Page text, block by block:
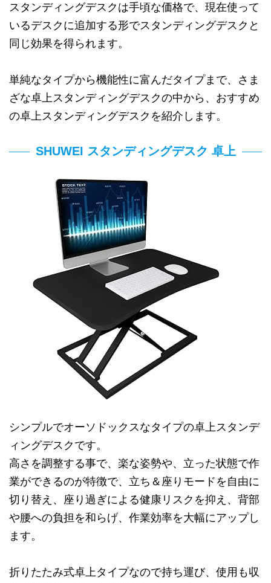
スタンディングデスクは手頃な価格で、現在使って
いるデスクに追加する形でスタンディングデスクと
同じ効果を得られます。
単純なタイプから機能性に富んだタイプまで、さま
ざな卓上スタンディングデスクの中から、おすすめ
の卓上スタンディングデスクを紹介します。
SHUWEI スタンディングデスク 卓上
シンプルでオーソドックスなタイプの卓上スタンデ
ィングデスクです。
高さを調整する事で、楽な姿勢や、立った状態で作
業ができるのが特徴で、立ち＆座りモードを自由に
切り替え、座り過ぎによる健康リスクを抑え、背部
や腰への負担を和らげ、作業効率を大幅にアップし
ます。
折りたたみ式卓上タイプなので持ち運び、使用も収